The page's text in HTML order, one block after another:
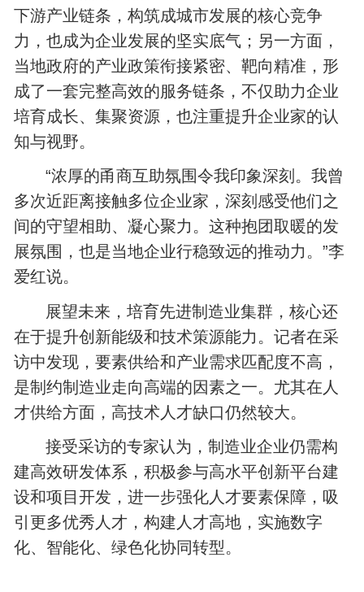
下游产业链条，构筑成城市发展的核心竞争
力，也成为企业发展的坚实底气；另一方面，
当地政府的产业政策衔接紧密、靶向精准，形
成了一套完整高效的服务链条，不仅助力企业
培育成长、集聚资源，也注重提升企业家的认
知与视野。
“浓厚的甬商互助氛围令我印象深刻。我曾
多次近距离接触多位企业家，深刻感受他们之
间的守望相助、凝心聚力。这种抱团取暖的发
展氛围，也是当地企业行稳致远的推动力。”李
爱红说。
展望未来，培育先进制造业集群，核心还
在于提升创新能级和技术策源能力。记者在采
访中发现，要素供给和产业需求匹配度不高，
是制约制造业走向高端的因素之一。尤其在人
才供给方面，高技术人才缺口仍然较大。
接受采访的专家认为，制造业企业仍需构
建高效研发体系，积极参与高水平创新平台建
设和项目开发，进一步强化人才要素保障，吸
引更多优秀人才，构建人才高地，实施数字
化、智能化、绿色化协同转型。